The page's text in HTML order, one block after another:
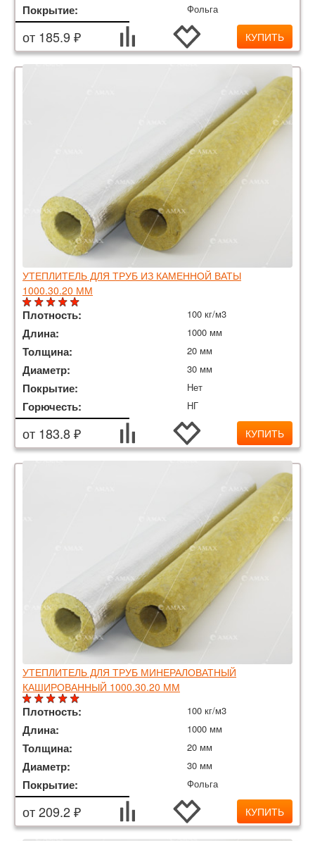
Покрытие: Фольга
от 185.9 ₽ КУПИТЬ
УТЕПЛИТЕЛЬ ДЛЯ ТРУБ ИЗ КАМЕННОЙ ВАТЫ
1000.30.20 ММ
Плотность: 100 кг/м3
Длина: 1000 мм
Толщина: 20 мм
Диаметр: 30 мм
Покрытие: Нет
Горючесть: НГ
от 183.8 ₽ КУПИТЬ
УТЕПЛИТЕЛЬ ДЛЯ ТРУБ МИНЕРАЛОВАТНЫЙ
КАШИРОВАННЫЙ 1000.30.20 ММ
Плотность: 100 кг/м3
Длина: 1000 мм
Толщина: 20 мм
Диаметр: 30 мм
Покрытие: Фольга
от 209.2 ₽ КУПИТЬ